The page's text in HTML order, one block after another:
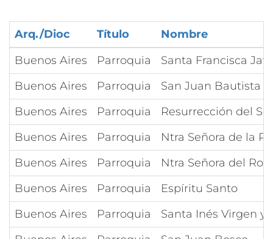
Arq./Dioc Título
Nombre
Buenos Aires
Parroquia
Santa Francisca
Buenos Aires
Parroquia
San Juan Bautista
Buenos Aires
Parroquia
Resurrección del
Buenos Aires
Parroquia
Ntra Señora de la
Buenos Aires
Parroquia
Ntra Señora del
Buenos Aires
Parroquia
Espíritu Santo
Buenos Aires
Parroquia
Santa Inés Virgen y